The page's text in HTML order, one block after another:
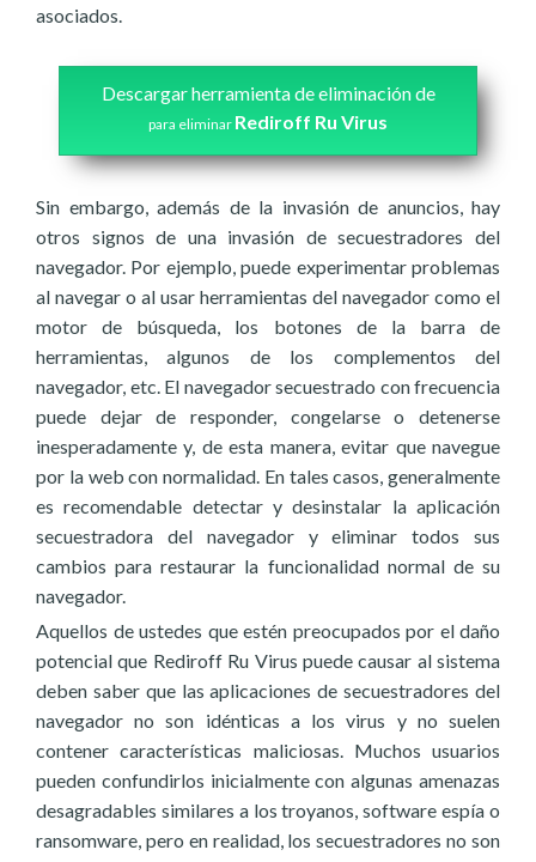
asociados.
Descargar herramienta de eliminación de
para eliminar Rediroff Ru Virus
Sin embargo, además de la invasión de anuncios, hay
otros signos de una invasión de secuestradores del
navegador. Por ejemplo, puede experimentar problemas
al navegar o al usar herramientas del navegador como el
motor de búsqueda, los botones de la barra de
herramientas, algunos de los complementos del
navegador, etc. El navegador secuestrado con frecuencia
puede dejar de responder, congelarse o detenerse
inesperadamente y, de esta manera, evitar que navegue
por la web con normalidad. En tales casos, generalmente
es recomendable detectar y desinstalar la aplicación
secuestradora del navegador y eliminar todos sus
cambios para restaurar la funcionalidad normal de su
navegador.
Aquellos de ustedes que estén preocupados por el daño
potencial que Rediroff Ru Virus puede causar al sistema
deben saber que las aplicaciones de secuestradores del
navegador no son idénticas a los virus y no suelen
contener características maliciosas. Muchos usuarios
pueden confundirlos inicialmente con algunas amenazas
desagradables similares a los troyanos, software espía o
ransomware, pero en realidad, los secuestradores no son